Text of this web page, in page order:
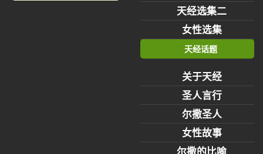
天经选集二
女性选集
天经话题
关于天经
圣人言行
尔撒圣人
女性故事